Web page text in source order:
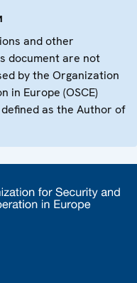
and other
document are not
by the Organization
in Europe (OSCE)
as the Author of